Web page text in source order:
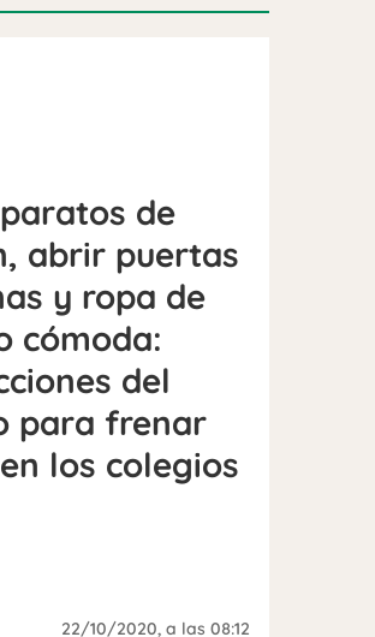
de
abrir puertas
y ropa de
cómoda:
del
para frenar
los colegios
22/10/2020, a las 08:12